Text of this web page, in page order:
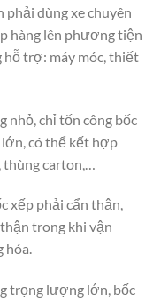
dùng xe chuyên
hàng lên phương tiện
hỗ trợ: máy móc, thiết
nhỏ, chỉ tốn công bốc
có thể kết hợp
carton,…
xếp phải cẩn thận,
trong khi vận
hóa.
trọng lượng lớn, bốc